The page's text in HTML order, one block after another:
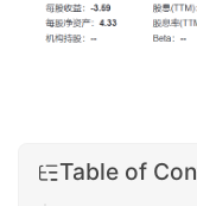
Table of